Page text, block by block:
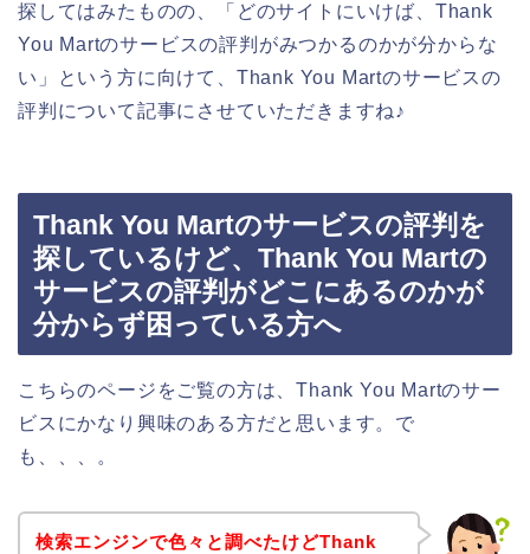
探してはみたものの、「どのサイトにいけば、Thank
You Martのサービスの評判がみつかるのかが分からな
い」という方に向けて、Thank You Martのサービスの
評判について記事にさせていただきますね♪
Thank You Martのサービスの評判を
探しているけど、Thank You Martの
サービスの評判がどこにあるのかが
分からず困っている方へ
こちらのページをご覧の方は、Thank You Martのサー
ビスにかなり興味のある方だと思います。で
も、、、。
検索エンジンで色々と調べたけどThank